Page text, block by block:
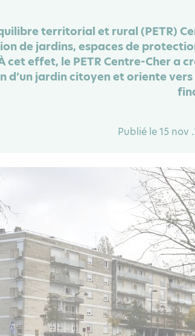
territorial et rural (PETR)
de jardins, espaces de
cet effet, le PETR Centre-Cher
d’un jardin citoyen et oriente
Publié le 15 nov